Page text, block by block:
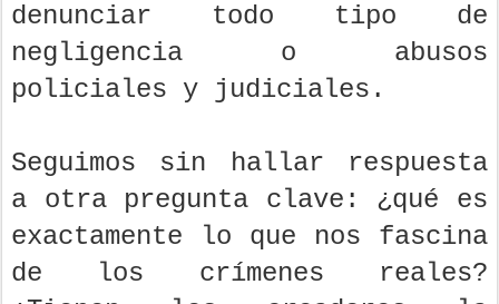
denunciar todo tipo de
negligencia o abusos
policiales y judiciales.
Seguimos sin hallar respuesta
a otra pregunta clave: ¿qué es
exactamente lo que nos fascina
de los crímenes reales?